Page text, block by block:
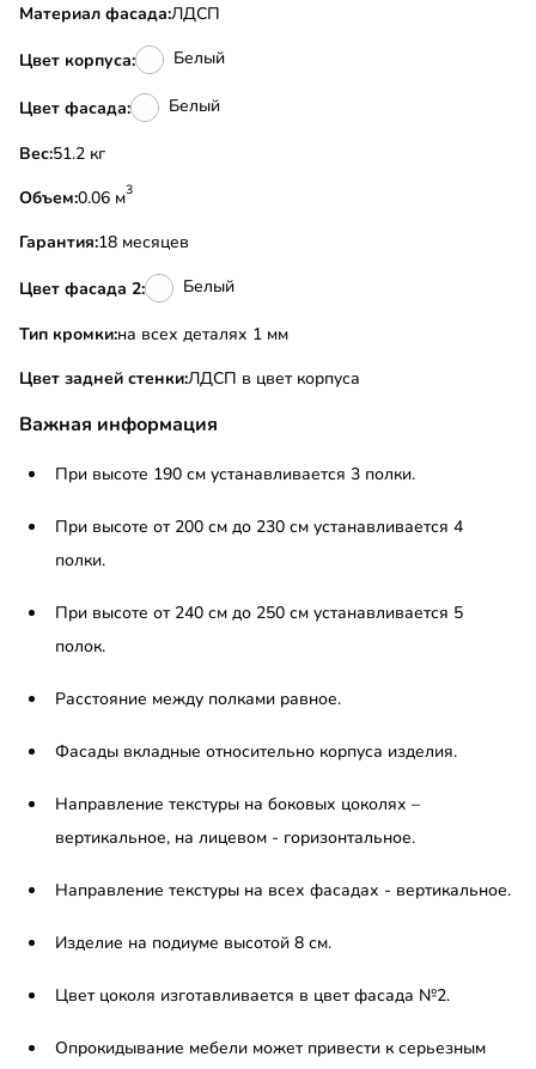
Материал фасада:ЛДСП
Цвет корпуса: Белый
Цвет фасада: Белый
Вес:
51.2 кг
Объем:
0.06 м3
Гарантия:18 месяцев
Цвет фасада 2: Белый
Тип кромки:на всех деталях 1 мм
Цвет задней стенки:ЛДСП в цвет корпуса
Важная информация
При высоте 190 см устанавливается 3 полки.
При высоте от 200 см до 230 см устанавливается 4
полки.
При высоте от 240 см до 250 см устанавливается 5
полок.
Расстояние между полками равное.
Фасады вкладные относительно корпуса изделия.
Направление текстуры на боковых цоколях –
вертикальное, на лицевом - горизонтальное.
Направление текстуры на всех фасадах - вертикальное.
Изделие на подиуме высотой 8 см.
Цвет цоколя изготавливается в цвет фасада №2.
Опрокидывание мебели может привести к серьезным